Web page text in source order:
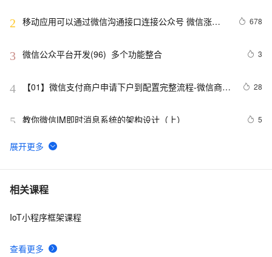
2 移动应用可以通过微信沟通接口连接公众号 微信涨粉
678
3 微信公众平台开发(96)  多个功能整合 3
4
【01】微信支付商户申请下户到配置完整流程-微信商户
整流程-优雅草卓伊凡
28
5 教你微信IM即时消息系统的架构设计（上） 5
6 微信公众平台开发(1)--账号注册流程图文详解
7 微信支付服务商，可视化进件特约商户
8 获取微信access_token每天超过规定次数解决方案
9 【DevOps】（五）Jenkins构建给企业微信推送消息
相关课程
查看更多
IoT小程序框架课程